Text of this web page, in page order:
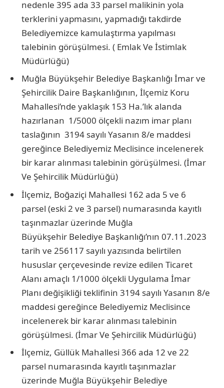
nedenle 395 ada 33 parsel malikinin yola
terklerini yapmasını, yapmadığı takdirde
Belediyemizce kamulaştırma yapılması
talebinin görüşülmesi. ( Emlak Ve İstimlak
Müdürlüğü)
Muğla Büyükşehir Belediye Başkanlığı İmar ve
Şehircilik Daire Başkanlığının, İlçemiz Koru
Mahallesi’nde yaklaşık 153 Ha.’lık alanda
hazırlanan 1/5000 ölçekli nazım imar planı
taslağının 3194 sayılı Yasanın 8/e maddesi
gereğince Belediyemiz Meclisince incelenerek
bir karar alınması talebinin görüşülmesi. (İmar
Ve Şehircilik Müdürlüğü)
İlçemiz, Boğaziçi Mahallesi 162 ada 5 ve 6
parsel (eski 2 ve 3 parsel) numarasında kayıtlı
taşınmazlar üzerinde Muğla
Büyükşehir Belediye Başkanlığı’nın 07.11.2023
tarih ve 256117 sayılı yazısında belirtilen
hususlar çerçevesinde revize edilen Ticaret
Alanı amaçlı 1/1000 ölçekli Uygulama İmar
Planı değişikliği teklifinin 3194 sayılı Yasanın 8/e
maddesi gereğince Belediyemiz Meclisince
incelenerek bir karar alınması talebinin
görüşülmesi. (İmar Ve Şehircilik Müdürlüğü)
İlçemiz, Güllük Mahallesi 366 ada 12 ve 22
parsel numarasında kayıtlı taşınmazlar
üzerinde Muğla Büyükşehir Belediye